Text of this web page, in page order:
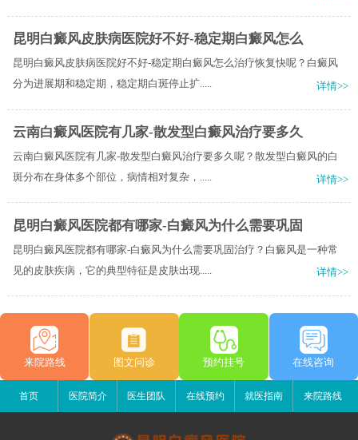
昆明白癜风皮肤病医院好不好-稳定期白癜风怎么
昆明白癜风皮肤病医院好不好-稳定期白癜风怎么治疗恢复快呢？白癜风
分为进展期和稳定期，稳定期白斑停止扩.....
详情>>
云南白癜风医院有几家-散发型白癜风治疗要多久
云南白癜风医院有几家-散发型白癜风治疗要多久呢？散发型白癜风的白
斑分布在身体多个部位，病情相对复杂，.....
详情>>
昆明白癜风医院都有哪家-白癜风为什么需要巩固
昆明白癜风医院都有哪家-白癜风为什么需要巩固治疗？白癜风是一种常
见的皮肤疾病，它的典型特征是皮肤出现.....
详情>>
来院路线 图文问诊 预约挂号 在线咨询
首页 医院简介 医生团队 在线预约 就医指南 来院路线